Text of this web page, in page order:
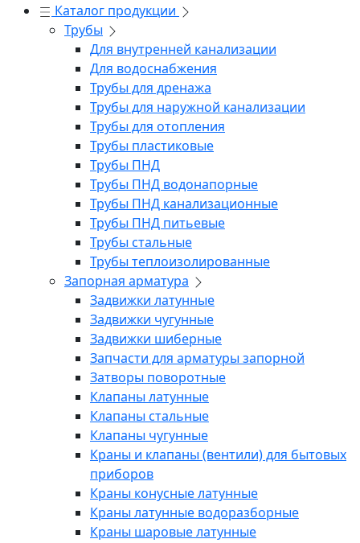
Каталог продукции
Трубы
Для внутренней канализации
Для водоснабжения
Трубы для дренажа
Трубы для наружной канализации
Трубы для отопления
Трубы пластиковые
Трубы ПНД
Трубы ПНД водонапорные
Трубы ПНД канализационные
Трубы ПНД питьевые
Трубы стальные
Трубы теплоизолированные
Запорная арматура
Задвижки латунные
Задвижки чугунные
Задвижки шиберные
Запчасти для арматуры запорной
Затворы поворотные
Клапаны латунные
Клапаны стальные
Клапаны чугунные
Краны и клапаны (вентили) для бытовых
приборов
Краны конусные латунные
Краны латунные водоразборные
Краны шаровые латунные